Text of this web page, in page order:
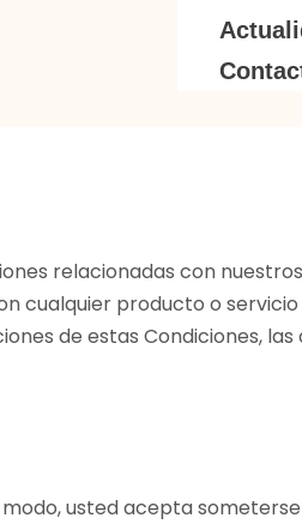
relacionadas con
producto o
de estas Condiciones,
usted acepta